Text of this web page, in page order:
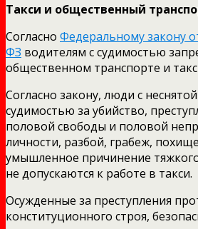
Такси и общественный
Согласно Федеральному закону
ФЗ водителям с судимостью
общественном транспорте и
Согласно закону, люди с
судимостью за убийство,
половой свободы и половой
личности, разбой, грабеж,
умышленное причинение
не допускаются к работе в такси.
Осужденные за преступления
конституционного строя,